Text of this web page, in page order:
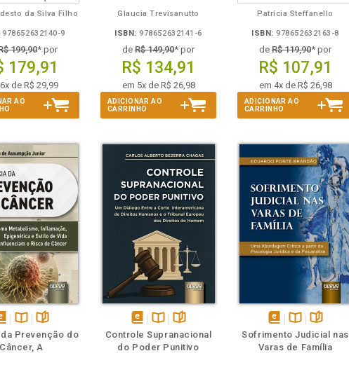
da Silva Filho
978652632140-9
199,90* por
179,91
de R$ 29,99
AO
Glaucia Trevisanutto
ISBN: 978652632141-6
de R$ 149,90* por
R$ 134,91
em 5x de R$ 26,98
ADICIONAR AO
CARRINHO
Patrícia Steffanello
ISBN: 978652632163-8
de R$ 119,90* por
R$ 107,91
em 4x de R$ 26,98
ADICIONAR AO
CARRINHO
Disponível
na
páginas
Prevenção do
Câncer, A
disponível
em
Disponível
na
páginas
Controle Supranacional
do Poder Punitivo
disponível
em
Disponível
na
páginas
Sofrimento Judicial nas
Varas de Família
Também